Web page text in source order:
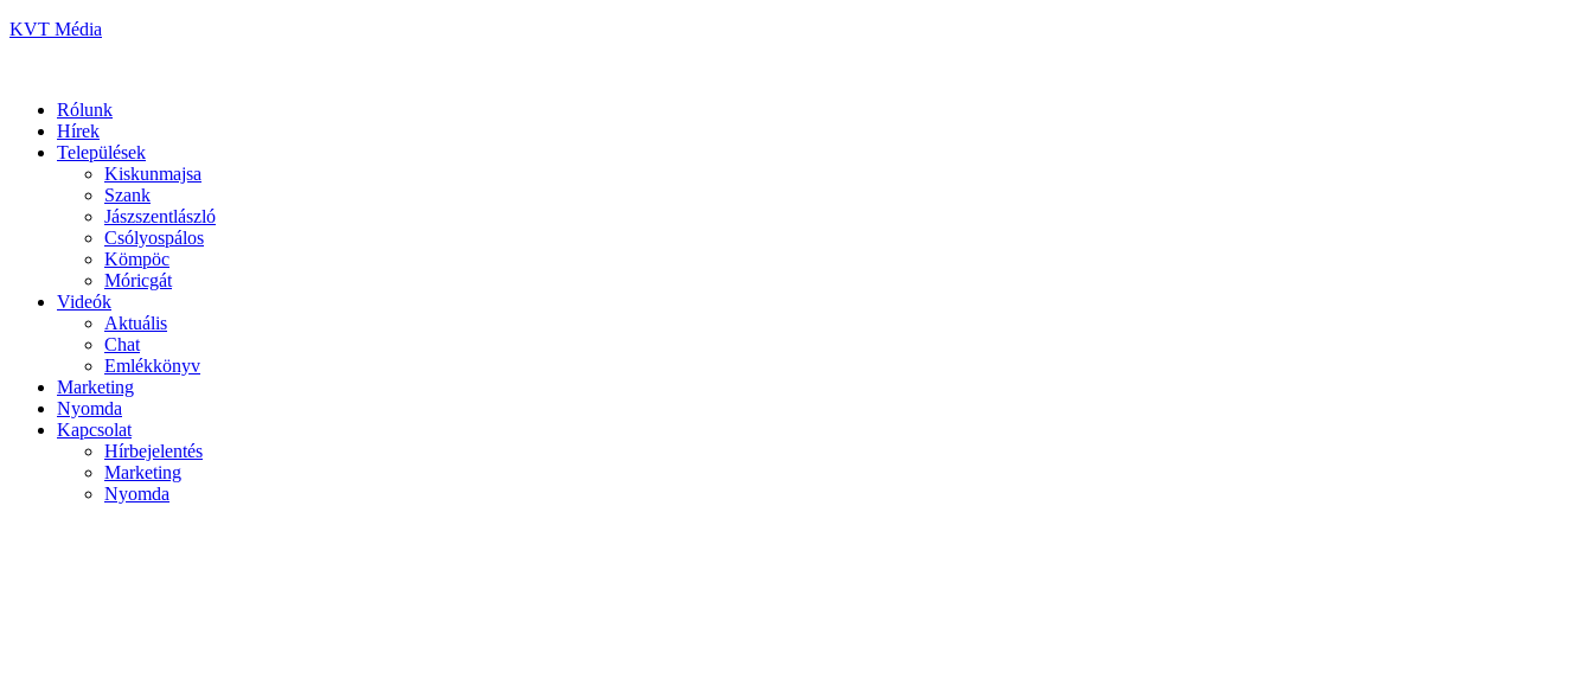
KVT Média
Rólunk
Hírek
Települések
Kiskunmajsa
Szank
Jászszentlászló
Csólyospálos
Kömpöc
Móricgát
Videók
Aktuális
Chat
Emlékkönyv
Marketing
Nyomda
Kapcsolat
Hírbejelentés
Marketing
Nyomda